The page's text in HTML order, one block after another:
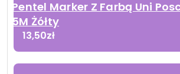
Pentel Marker Z Farbą Uni
5M Żółty
13,50zł